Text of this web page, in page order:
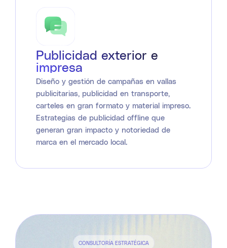
Publicidad exterior e
impresa
Diseño y gestión de campañas en vallas
publicitarias, publicidad en transporte,
carteles en gran formato y material impreso.
Estrategias de publicidad offline que
generan gran impacto y notoriedad de
marca en el mercado local.
CONSULTORÍA ESTRATÉGICA